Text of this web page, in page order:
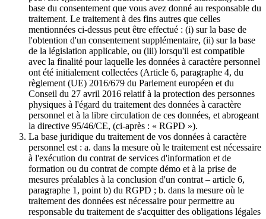
base du consentement que vous avez donné au responsable du
traitement. Le traitement à des fins autres que celles
mentionnées ci-dessus peut être effectué : (i) sur la base de
l'obtention d'un consentement supplémentaire, (ii) sur la base
de la législation applicable, ou (iii) lorsqu'il est compatible
avec la finalité pour laquelle les données à caractère personnel
ont été initialement collectées (Article 6, paragraphe 4, du
règlement (UE) 2016/679 du Parlement européen et du
Conseil du 27 avril 2016 relatif à la protection des personnes
physiques à l'égard du traitement des données à caractère
personnel et à la libre circulation de ces données, et abrogeant
la directive 95/46/CE, (ci-après : « RGPD »).
La base juridique du traitement de vos données à caractère
personnel est : a. dans la mesure où le traitement est nécessaire
à l'exécution du contrat de services d'information et de
formation ou du contrat de compte démo et à la prise de
mesures préalables à la conclusion d'un contrat – article 6,
paragraphe 1, point b) du RGPD ; b. dans la mesure où le
traitement des données est nécessaire pour permettre au
responsable du traitement de s'acquitter des obligations légales